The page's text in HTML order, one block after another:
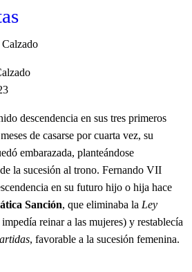
descendencia en sus tres primeros
de casarse por cuarta vez, su
embarazada, planteándose
la sucesión al trono. Fernando VII
en su futuro hijo o hija hace
Sanción, que eliminaba la Ley
reinar a las mujeres) y restablecía
, favorable a la sucesión femenina.